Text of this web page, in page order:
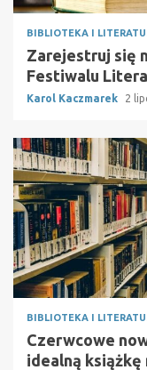
BIBLIOTEKA I
Zarejestruj się
Festiwalu
Karol Kaczmarek 2
BIBLIOTEKA I
Czerwcowe
idealną książkę